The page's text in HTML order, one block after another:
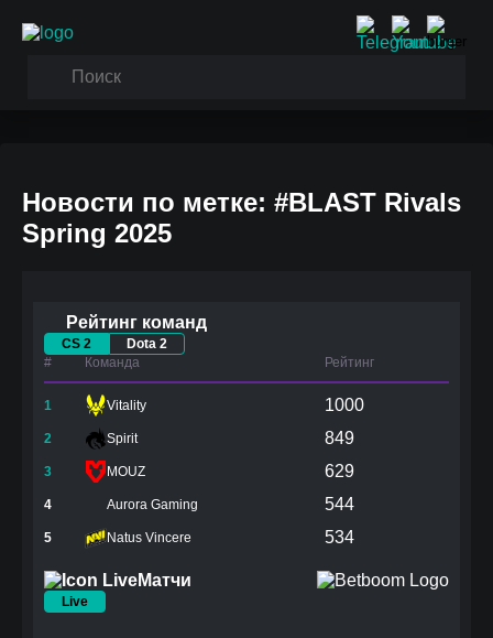
Новости по метке: #BLAST Rivals
Spring 2025
Рейтинг команд
CS 2
Dota 2
#
Команда Рейтинг
1 Vitality 1000
2 Spirit 849
3 MOUZ 629
4 Aurora Gaming 544
5 Natus Vincere 534
Матчи
Live